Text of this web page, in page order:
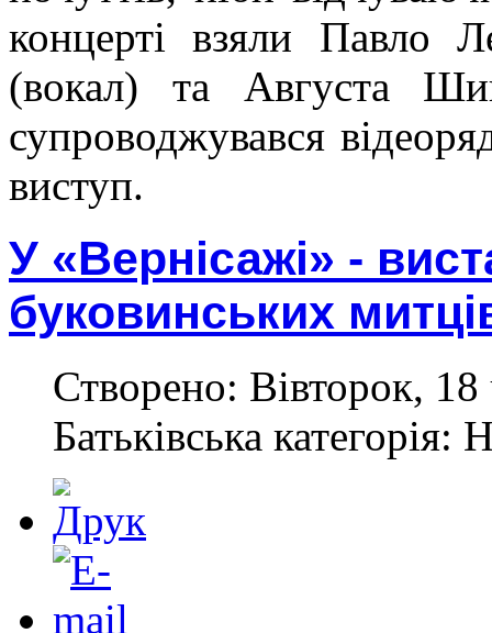
концерті взяли Павло
(вокал) та Августа
супроводжувався
виступ.
У «Вернісажі» -
буковинських
Створено: Вівторок,
Батьківська категорія: